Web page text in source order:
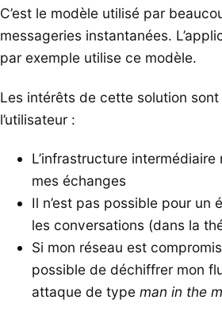
C’est le modèle utilisé par
messageries instantanées.
par exemple utilise ce modèle.
Les intérêts de cette solution
l’utilisateur :
L’infrastructure
mes échanges
Il n’est pas possible pour un
les conversations (dans la
Si mon réseau est
possible de déchiffrer mon
attaque de type man in the